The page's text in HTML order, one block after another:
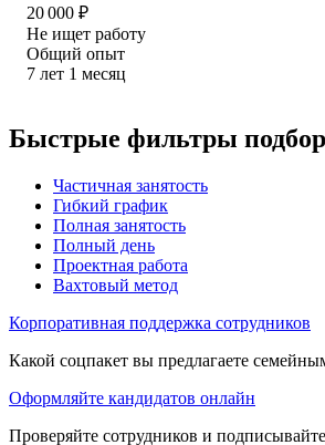
20 000 ₽
Не ищет работу
Общий опыт
7 лет 1 месяц
Быстрые фильтры
Частичная занятость
Гибкий график
Полная занятость
Полный день
Проектная работа
Вахтовый метод
Корпоративная поддержка сотрудников
Какой соцпакет вы предлагаете
Оформляйте кандидатов онлайн
Проверяйте сотрудников и